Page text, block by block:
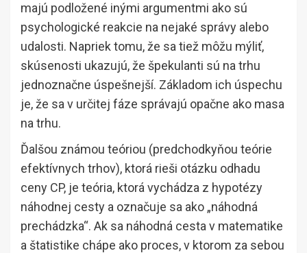
majú podložené inými argumentmi ako sú
psychologické reakcie na nejaké správy alebo
udalosti. Napriek tomu, že sa tiež môžu mýliť,
skúsenosti ukazujú, že špekulanti sú na trhu
jednoznačne úspešnejší. Základom ich úspechu
je, že sa v určitej fáze správajú opačne ako masa
na trhu.
Ďalšou známou teóriou (predchodkyňou teórie
efektívnych trhov), ktorá rieši otázku odhadu
ceny CP, je teória, ktorá vychádza z hypotézy
náhodnej cesty a označuje sa ako „náhodná
prechádzka“. Ak sa náhodná cesta v matematike
a štatistike chápe ako proces, v ktorom za sebou